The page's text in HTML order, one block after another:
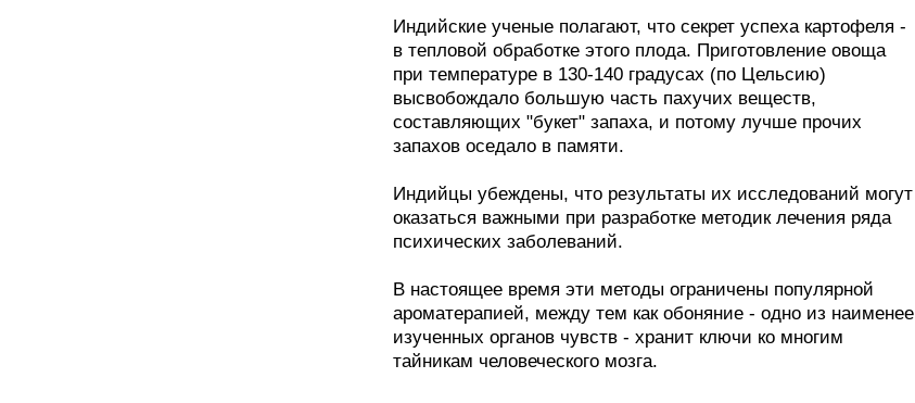
Индийские ученые полагают, что секрет успеха картофеля -
в тепловой обработке этого плода. Приготовление овоща
при температуре в 130-140 градусах (по Цельсию)
высвобождало большую часть пахучих веществ,
составляющих "букет" запаха, и потому лучше прочих
запахов оседало в памяти.
Индийцы убеждены, что результаты их исследований могут
оказаться важными при разработке методик лечения ряда
психических заболеваний.
В настоящее время эти методы ограничены популярной
ароматерапией, между тем как обоняние - одно из наименее
изученных органов чувств - хранит ключи ко многим
тайникам человеческого мозга.